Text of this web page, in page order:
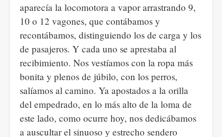
aparecía la locomotora a vapor arrastrando 9,
10 o 12 vagones, que contábamos y
recontábamos, distinguiendo los de carga y los
de pasajeros. Y cada uno se aprestaba al
recibimiento. Nos vestíamos con la ropa más
bonita y plenos de júbilo, con los perros,
salíamos al camino. Ya apostados a la orilla
del empedrado, en lo más alto de la loma de
este lado, como ocurre hoy, nos dedicábamos
a auscultar el sinuoso y estrecho sendero